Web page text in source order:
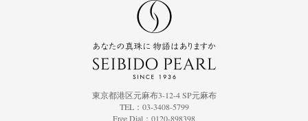
東京都港区元麻布3-12-4 SP元麻布
TEL：03-3408-5799
Free Dial：0120-898398